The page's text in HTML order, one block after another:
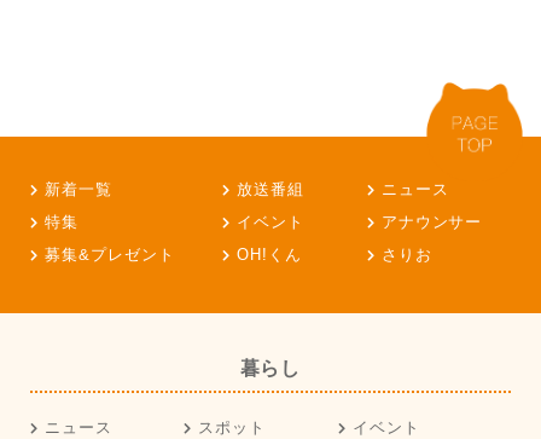
新着一覧 放送番組
ニュース
特集
イベント
アナウンサー
募集&プレゼント
OH!くん さりお
暮らし
ニュース スポット
イベント